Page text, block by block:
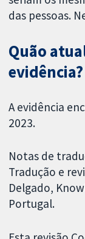
das pessoas.
Quão
evidência?
A evidência
2023.
Notas de
Tradução e
Delgado,
Portugal.